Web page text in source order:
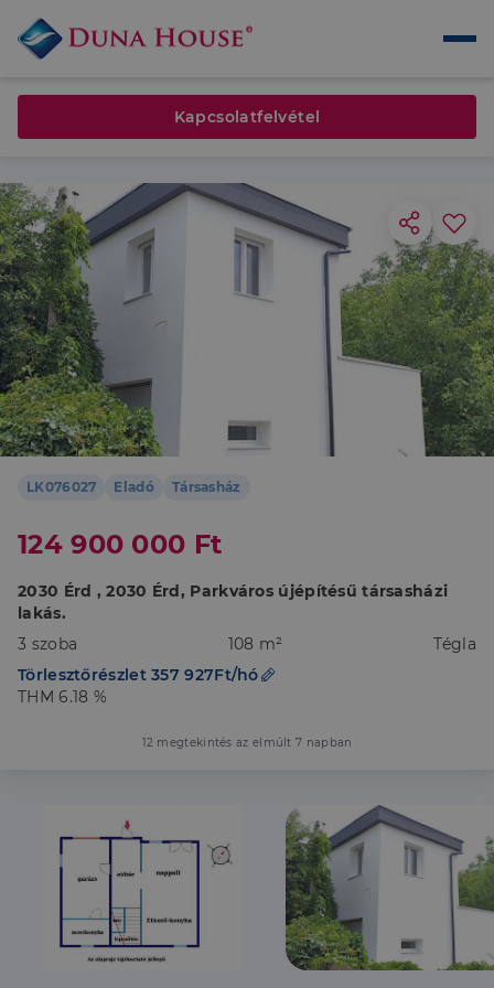
LK076027 Eladó Társasház
124 900 000 Ft
2030 Érd , 2030 Érd, Parkváros újépítésű társasházi
lakás.
3 szoba
108 m²
Tégla
Törlesztőrészlet 357 927Ft/hó
THM 6.18 %
12 megtekintés az elmúlt 7 napban
Kapcsolatfelvétel